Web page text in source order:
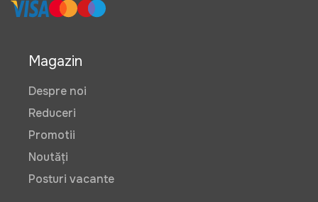
Magazin
Despre noi
Reduceri
Promotii
Noutăți
Posturi vacante